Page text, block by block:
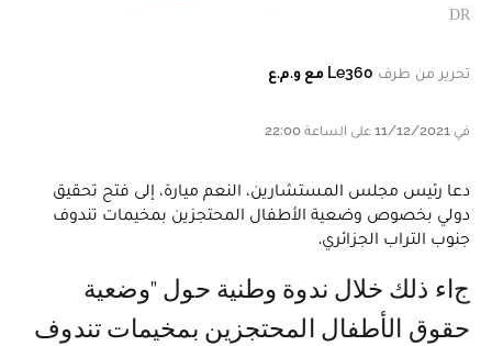
DR
تحرير من طرف Le360 مع و.م.ع
في 11/12/2021 على الساعة 22:00
دعا رئيس مجلس المستشارين، النعم ميارة، إلى فتح تحقيق
دولي بخصوص وضعية الأطفال المحتجزين بمخيمات تندوف
جنوب التراب الجزائري.
جاء ذلك خلال ندوة وطنية حول "وضعية
حقوق الأطفال المحتجزين بمخيمات تندوف